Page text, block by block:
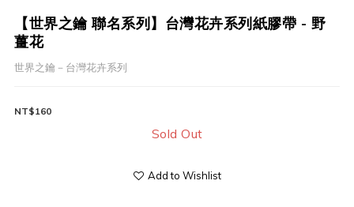
【世界之鑰 聯名系列】台灣花卉系列紙膠帶 - 野
薑花
世界之鑰－台灣花卉系列
NT$160
Sold Out
Add to Wishlist